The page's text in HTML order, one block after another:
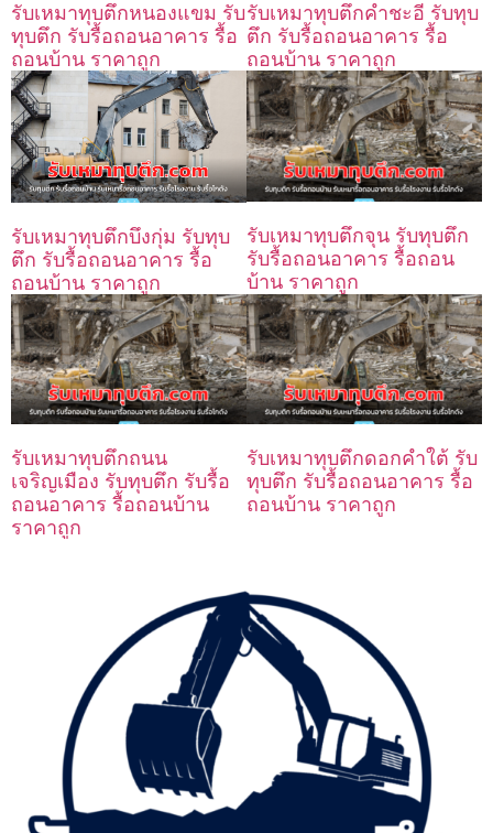
รับเหมาทุบตึกหนองแขม รับ
ทุบตึก รับรื้อถอนอาคาร รื้อ
ถอนบ้าน ราคาถูก
รับเหมาทุบตึกคำชะอี รับทุบ
ตึก รับรื้อถอนอาคาร รื้อ
ถอนบ้าน ราคาถูก
รับเหมาทุบตึกบึงกุ่ม รับทุบ
ตึก รับรื้อถอนอาคาร รื้อ
ถอนบ้าน ราคาถูก
รับเหมาทุบตึกจุน รับทุบตึก
รับรื้อถอนอาคาร รื้อถอน
บ้าน ราคาถูก
รับเหมาทุบตึกถนน
เจริญเมือง รับทุบตึก รับรื้อ
ถอนอาคาร รื้อถอนบ้าน
ราคาถูก
รับเหมาทุบตึกดอกคำใต้ รับ
ทุบตึก รับรื้อถอนอาคาร รื้อ
ถอนบ้าน ราคาถูก